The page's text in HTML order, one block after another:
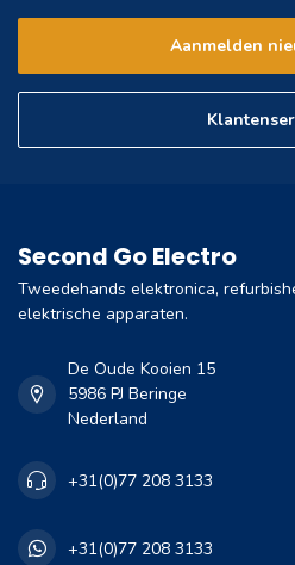
Aanmelden
Second Go Electro
Tweedehands elektronica,
elektrische apparaten.
De Oude Kooien 15
5986 PJ Beringe
Nederland
+31(0)77 208 3133
+31(0)77 208 3133